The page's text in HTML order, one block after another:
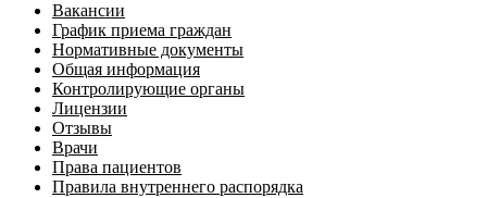
Вакансии
График приема граждан
Нормативные документы
Общая информация
Контролирующие органы
Лицензии
Отзывы
Врачи
Права пациентов
Правила внутреннего распорядка